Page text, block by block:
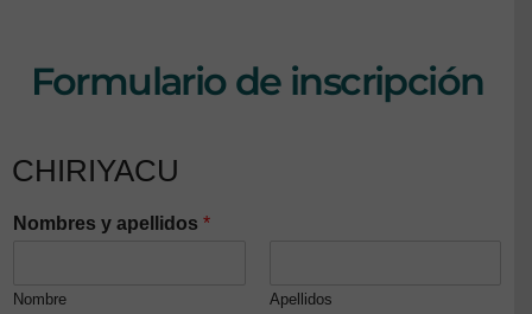
Formulario de inscripción
CHIRIYACU
Nombres y apellidos *
Nombre Apellidos